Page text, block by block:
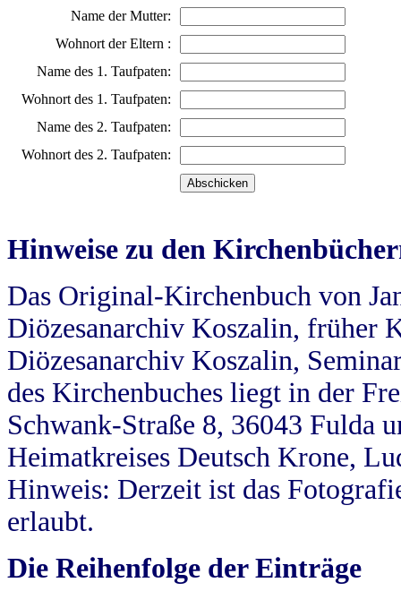
Name der Mutter:
Wohnort der Eltern :
Name des 1. Taufpaten:
Wohnort des 1. Taufpaten:
Name des 2. Taufpaten:
Wohnort des 2. Taufpaten:
Hinweise zu den
Das Original-Kirchenbuch von
Diözesanarchiv Koszalin, früher
Diözesanarchiv Koszalin,
des Kirchenbuches liegt in der
Schwank-Straße 8, 36043 Fulda
Heimatkreises Deutsch Krone,
Hinweis: Derzeit ist das
erlaubt.
Die Reihenfolge der Einträge